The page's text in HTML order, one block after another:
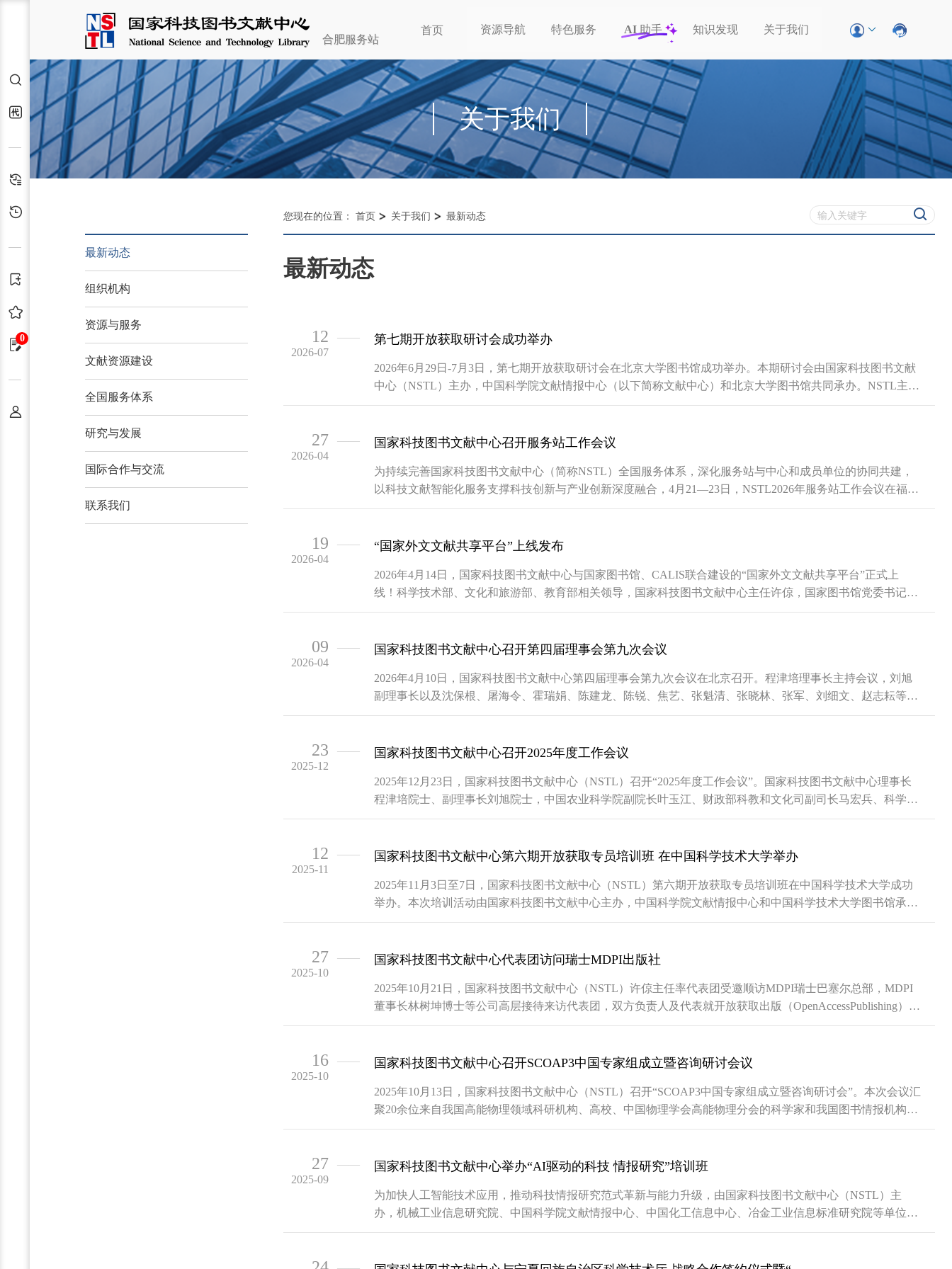
检索
代查代借
检索历史
0
合肥服务站
首页 资源导航 特色服务 AI助手 知识发现 关于我们
关于我们
最新动态
组织机构
资源与服务
文献资源建设
全国服务体系
研究与发展
国际合作与交流
联系我们
您现在的位置： 首页 关于我们 最新动态
最新动态
12
2026-07
—— 第七期开放获取研讨会成功举办
2026年6月29日-7月3日，第七期开放获取研讨会在北京大学图书馆成功举办。本期研讨会由国家科技图书文献
中心（NSTL）主办，中国科学院文献情报中心（以下简称文献中心）和北京大学图书馆共同承办。NSTL主任
许倞，北京大学党委常委、副校长初晓波出席开幕式并致辞。开幕式由文献中心副主任张智雄主持。许倞在致
27
2026-04
—— 国家科技图书文献中心召开服务站工作会议
为持续完善国家科技图书文献中心（简称NSTL）全国服务体系，深化服务站与中心和成员单位的协同共建，
以科技文献智能化服务支撑科技创新与产业创新深度融合，4月21—23日，NSTL2026年服务站工作会议在福州
顺利召开。本次会议紧扣“十五五”规划开局之年关键节点，聚焦科技文献资源建设、AI赋能服务升级、区域创
19
2026-04
—— “国家外文文献共享平台”上线发布
2026年4月14日，国家科技图书文献中心与国家图书馆、CALIS联合建设的“国家外文文献共享平台”正式上
线！科学技术部、文化和旅游部、教育部相关领导，国家科技图书文献中心主任许倞，国家图书馆党委书记、
副馆长陈樱，中国高等教育文献保障系统管理中心、北京大学图书馆副馆长童云海参加发布会并共同启动“国
09
2026-04
—— 国家科技图书文献中心召开第四届理事会第九次会议
2026年4月10日，国家科技图书文献中心第四届理事会第九次会议在北京召开。程津培理事长主持会议，刘旭
副理事长以及沈保根、屠海令、霍瑞娟、陈建龙、陈锐、焦艺、张魁清、张晓林、张军、刘细文、赵志耘等理
事或理事代表参加会议，中心许倞主任、郭志伟副主任、李普副主任以及成员单位相关领导列席会议。中心理
23
2025-12
—— 国家科技图书文献中心召开2025年度工作会议
2025年12月23日，国家科技图书文献中心（NSTL）召开“2025年度工作会议”。国家科技图书文献中心理事长
程津培院士、副理事长刘旭院士，中国农业科学院副院长叶玉江、财政部科教和文化司副司长马宏兵、科学技
术部四司三处处长李华、财政部科教和文化司二级主任科员孔紫璇等领导出席会议，中心主任许倞、副主任郭
12
2025-11
—— 国家科技图书文献中心第六期开放获取专员培训班 在中国科学技术大学举办
2025年11月3日至7日，国家科技图书文献中心（NSTL）第六期开放获取专员培训班在中国科学技术大学成功
举办。本次培训活动由国家科技图书文献中心主办，中国科学院文献情报中心和中国科学技术大学图书馆承
办，旨在深入探讨开放获取的知识前沿与重要议题，提升专业人才的实践能力，推动我国开放获取稳步向前发
27
2025-10
—— 国家科技图书文献中心代表团访问瑞士MDPI出版社
2025年10月21日，国家科技图书文献中心（NSTL）许倞主任率代表团受邀顺访MDPI瑞士巴塞尔总部，MDPI
董事长林树坤博士等公司高层接待来访代表团，双方负责人及代表就开放获取出版（OpenAccessPublishing）进
行了深入交流。MDPI首席运营官AlistairFreeland先生介绍了MDPI的发展历程与公司使命，重点分享了公司在
16
2025-10
—— 国家科技图书文献中心召开SCOAP3中国专家组成立暨咨询研讨会议
2025年10月13日，国家科技图书文献中心（NSTL）召开“SCOAP3中国专家组成立暨咨询研讨会”。本次会议汇
聚20余位来自我国高能物理领域科研机构、高校、中国物理学会高能物理分会的科学家和我国图书情报机构资
深专家，围绕SCOAP3未来发展方向与战略进行深入交流研讨。NSTL主任许倞，副主任郭志伟、李普，中国
27
2025-09
—— 国家科技图书文献中心举办“AI驱动的科技 情报研究”培训班
为加快人工智能技术应用，推动科技情报研究范式革新与能力升级，由国家科技图书文献中心（NSTL）主
办，机械工业信息研究院、中国科学院文献情报中心、中国化工信息中心、冶金工业信息标准研究院等单位共
同承办的“AI驱动的科技情报研究：方法创新、工具赋能与场景实践”培训班，于2025年9月24日至26日在北京